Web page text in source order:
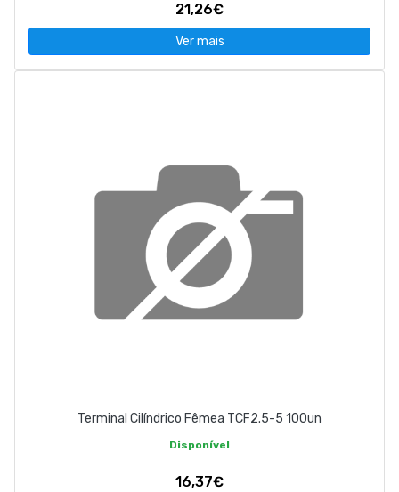
21,26€
Ver mais
Terminal Cilíndrico Fêmea TCF2.5-5 100un
Disponível
16,37€